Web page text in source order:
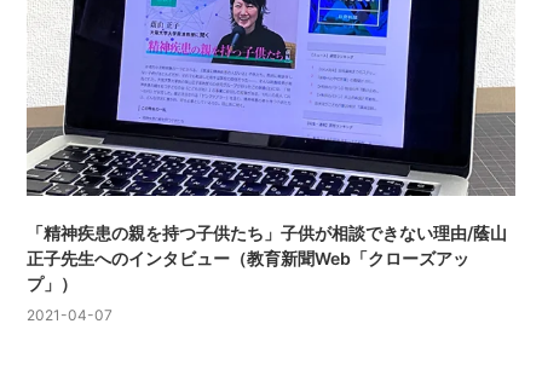
「精神疾患の親を持つ子供たち」子供が相談できない理由/蔭山
正子先生へのインタビュー（教育新聞Web「クローズアッ
プ」）
2021-04-07